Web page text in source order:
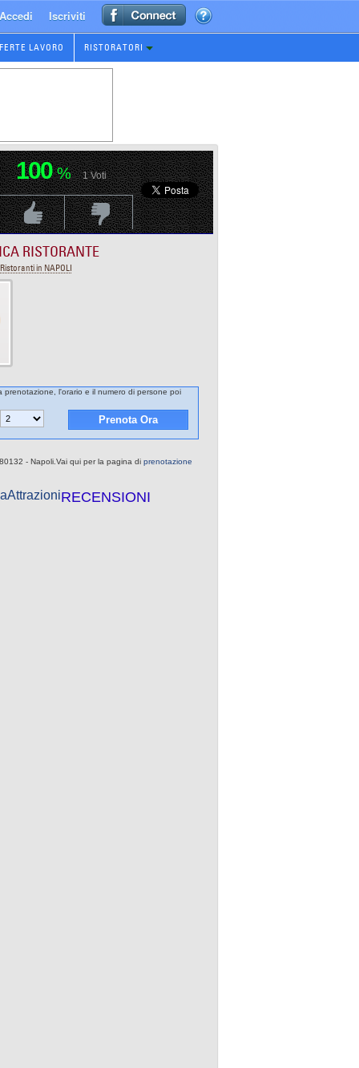
Accedi Iscriviti
LAVORO RISTORATORI
100% 1Voti
Voti PositivoVoti Negativo
RISTORANTE
Ristoranti in NAPOLI
l'orario e il numero di persone poi
- Napoli.Vai qui per la pagina di prenotazione
AttrazioniRECENSIONI